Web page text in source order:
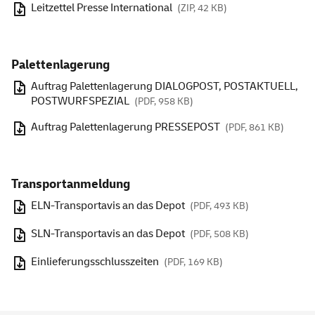
Leitzettel Presse International (ZIP, 42 KB)
Palettenlagerung
Auftrag Palettenlagerung DIALOGPOST, POSTAKTUELL,
POSTWURFSPEZIAL (PDF, 958 KB)
Auftrag Palettenlagerung PRESSEPOST (PDF, 861 KB)
Transportanmeldung
ELN-Transportavis an das Depot (PDF, 493 KB)
SLN-Transportavis an das Depot (PDF, 508 KB)
Einlieferungsschlusszeiten (PDF, 169 KB)